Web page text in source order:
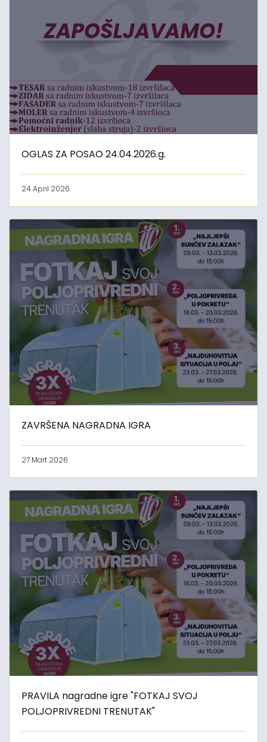
OGLAS ZA POSAO 24.04.2026.g.
24 April 2026
ZAVRŠENA NAGRADNA IGRA
27 Mart 2026
PRAVILA nagradne igre "FOTKAJ SVOJ
POLJOPRIVREDNI TRENUTAK"